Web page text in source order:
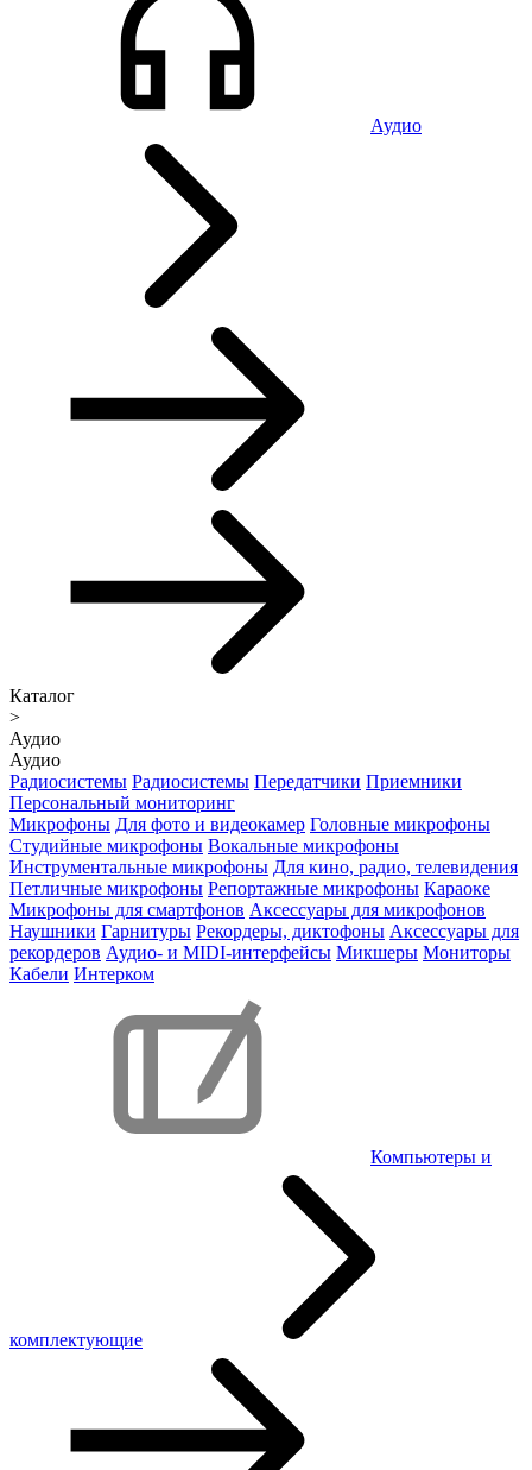
Аудио
Каталог
>
Аудио
Аудио
Радиосистемы Радиосистемы Передатчики Приемники
Персональный мониторинг
Микрофоны Для фото и видеокамер Головные микрофоны
Студийные микрофоны Вокальные микрофоны
Инструментальные микрофоны Для кино, радио, телевидения
Петличные микрофоны Репортажные микрофоны Караоке
Микрофоны для смартфонов Аксессуары для микрофонов
Наушники Гарнитуры Рекордеры, диктофоны Аксессуары для
рекордеров Аудио- и MIDI-интерфейсы Микшеры Мониторы
Кабели Интерком
Компьютеры и
комплектующие